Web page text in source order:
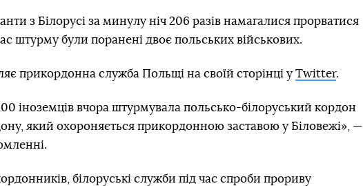
з Білорусі за минулу ніч 206 разів намагалися прорватися
штурму були поранені двоє польських військових.
прикордонна служба Польщі на своїй сторінці у Twitter.
іноземців вчора штурмувала польсько-білоруський кордон
який охороняється прикордонною заставою у Біловежі», —
білоруські служби під час спроби прориву